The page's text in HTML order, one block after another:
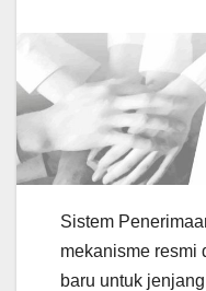
Sistem
mekanisme resmi
baru untuk